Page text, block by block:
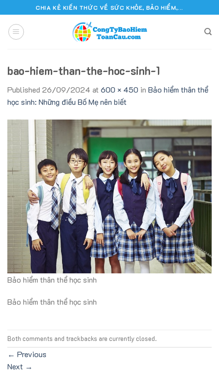
to
content
CHIA KẺ KIẾN THỨC VỀ SỨC KHỎE, BẢO HIỂM,...
bao-hiem-than-the-hoc-sinh-1
Published 26/09/2024 at 600 × 450 in Bảo hiểm thân thể
học sinh: Những điều Bố Mẹ nên biết
Bảo hiểm thân thể học sinh
Bảo hiểm thân thể học sinh
Both comments and trackbacks are currently closed.
← Previous
Next →